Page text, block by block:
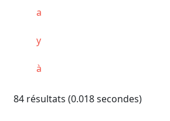
a
y
à
84 résultats (0.018 secondes)